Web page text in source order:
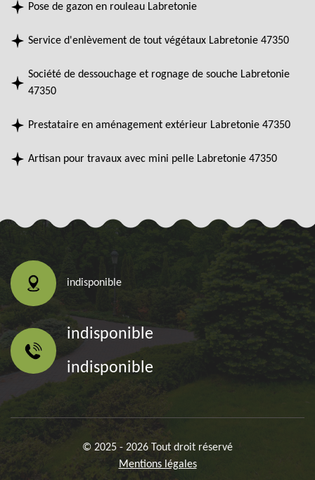
Pose de gazon en rouleau Labretonie
Service d'enlèvement de tout végétaux Labretonie 47350
Société de dessouchage et rognage de souche Labretonie
47350
Prestataire en aménagement extérieur Labretonie 47350
Artisan pour travaux avec mini pelle Labretonie 47350
indisponible
indisponible
indisponible
© 2025 - 2026 Tout droit réservé
Mentions légales